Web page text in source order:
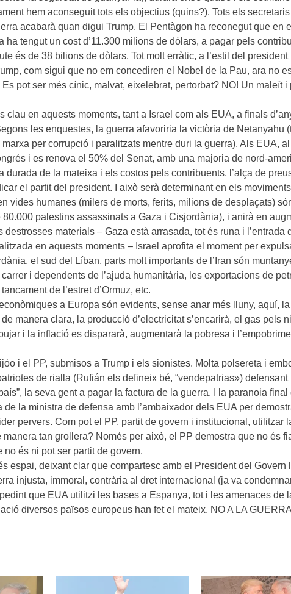
hem aconseguit tots els objectius (quins?). Tots els secretaris
acabarà quan digui Trump. El Pentàgon ha reconegut que en
ha tengut un cost d’11.300 milions de dòlars, a pagar pels
és de 38 bilions de dòlars. Tot molt erràtic, a l’estil del president
com sigui que no em concediren el Nobel de la Pau, ara no
pot ser més cínic, malvat, eixelebrat, pertorbat? NO! Un maleït i
clau en aquests moments, tant a Israel com als EUA, a finals
les enquestes, la guerra afavoriria la victòria de Netanyahu
per corrupció i paralitzats mentre duri la guerra). Als EUA,
i es renova el 50% del Senat, amb una majoria de nord-
durada de la mateixa i els costos pels contribuents, l’alça de
el partit del president. I això serà determinant en els
vides humanes (milers de morts, ferits, milions de desplaçats)
80.000 palestins assassinats a Gaza i Cisjordània), i anirà en
destrosses materials – Gaza està arrasada, tot és runa i l’entrada
en aquests moments – Israel aprofita el moment per
el sud del Líban, parts molt importants de l’Iran són
i dependents de l’ajuda humanitària, les exportacions de
de l’estret d’Ormuz, etc.
a Europa són evidents, sense anar més lluny, aquí,
manera clara, la producció d’electricitat s’encarirà, el gas pels
i la inflació es dispararà, augmentarà la pobresa i
i el PP, submisos a Trump i els sionistes. Molta polsereta i
de rialla (Rufián els defineix bé, “vendepatrias») defensant
la seva gent a pagar la factura de la guerra. I la paranoia final
de la ministra de defensa amb l’ambaixador dels EUA per
pervers. Com pot el PP, partit de govern i institucional, utilitzar
manera tan grollera? Només per això, el PP demostra que no és
no és ni pot ser partit de govern.
espai, deixant clar que compartesc amb el President del Govern
injusta, immoral, contrària al dret internacional (ja va
que EUA utilitzi les bases a Espanya, tot i les amenaces de
diversos països europeus han fet el mateix. NO A LA